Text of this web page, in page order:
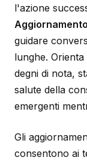
l'azione
guidare
lunghe.
degni di nota,
salute della
emergenti
Gli
consentono ai